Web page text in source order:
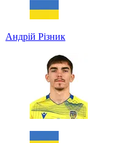
Андрій Різник